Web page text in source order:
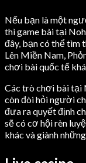
Nếu bạn là một
thì game bài tại
đây, bạn có thể tìm
Lên Miền Nam,
chơi bài quốc tế
Các trò chơi bài tại
còn đòi hỏi người
đưa ra quyết định
sẽ có cơ hội rèn
khác và giành